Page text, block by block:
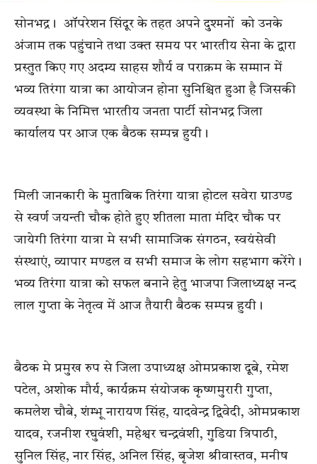
सोनभद्र। ऑपरेशन सिंदूर के तहत अपने दुश्मनों को उनके
अंजाम तक पहुंचाने तथा उक्त समय पर भारतीय सेना के द्वारा
प्रस्तुत किए गए अदम्य साहस शौर्य व पराक्रम के सम्मान में
भव्य तिरंगा यात्रा का आयोजन होना सुनिश्चित हुआ है जिसकी
व्यवस्था के निमित्त भारतीय जनता पार्टी सोनभद्र जिला
कार्यालय पर आज एक बैठक सम्पन्न हुयी।
मिली जानकारी के मुताबिक तिरंगा यात्रा होटल सवेरा ग्राउण्ड
से स्वर्ण जयन्ती चौक होते हुए शीतला माता मंदिर चौक पर
जायेगी तिरंगा यात्रा मे सभी सामाजिक संगठन, स्वयंसेवी
संस्थाएं, व्यापार मण्डल व सभी समाज के लोग सहभाग करेंगे।
भव्य तिरंगा यात्रा को सफल बनाने हेतु भाजपा जिलाध्यक्ष नन्द
लाल गुप्ता के नेतृत्व में आज तैयारी बैठक सम्पन्न हुयी।
बैठक मे प्रमुख रुप से जिला उपाध्यक्ष ओमप्रकाश दूबे, रमेश
पटेल, अशोक मौर्य, कार्यक्रम संयोजक कृष्णमुरारी गुप्ता,
कमलेश चौबे, शंम्भू नारायण सिंह, यादवेन्द्र द्विवेदी, ओमप्रकाश
यादव, रजनीश रघुवंशी, महेश्वर चन्द्रवंशी, गुडिया त्रिपाठी,
सुनिल सिंह, नार सिंह, अनिल सिंह, बृजेश श्रीवास्तव, मनीष